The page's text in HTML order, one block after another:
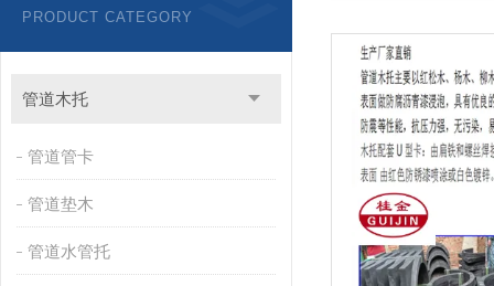
PRODUCT CATEGORY
管道木托
管道管卡
管道垫木
管道水管托